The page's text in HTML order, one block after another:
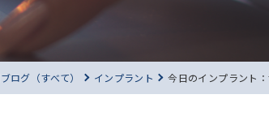
ログ（すべて） インプラント 今日のインプラント